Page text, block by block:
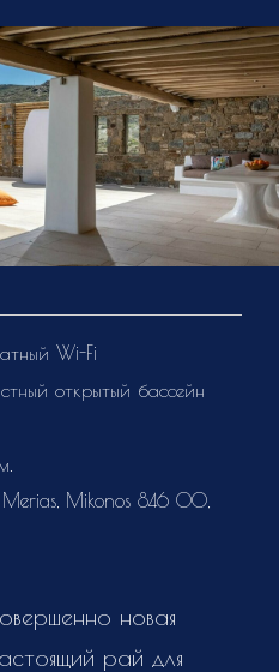
Wi-Fi
открытый бассейн
Mikonos 846 00,
новая
рай для